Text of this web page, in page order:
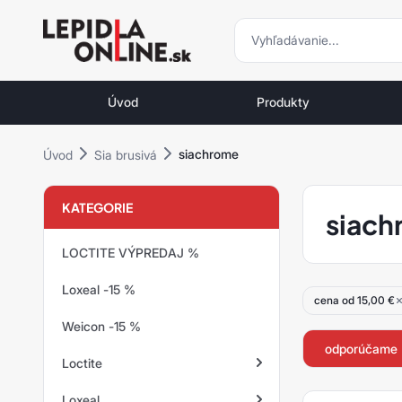
Priemyselné
lepidlá
Loctite
vyhľadávanie
vyhľadávanie
Úvod Produkty
Úvod Sia brusivá siachrome
KATEGORIE
LOCTITE VÝPREDAJ %
Loxeal -15 %
Weicon -15 %
Loctite
cena od 15,00 €
odporúčame